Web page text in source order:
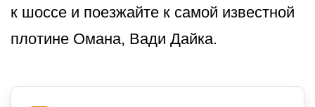
к шоссе и поезжайте к самой известной
плотине Омана, Вади Дайка.